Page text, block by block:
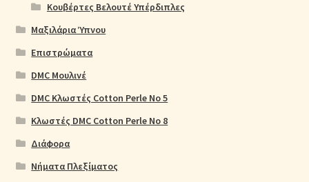
Κουβέρτες Βελουτέ Υπέρδιπλες
Μαξιλάρια Ύπνου
Επιστρώματα
DMC Μουλινέ
DMC Κλωστές Cotton Perle No 5
Κλωστές DMC Cotton Perle No 8
Διάφορα
Νήματα Πλεξίματος